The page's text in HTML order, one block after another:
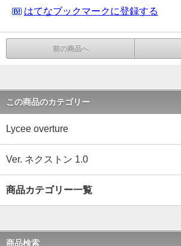
はてなブックマークに登録する
前の商品へ
この商品のカテゴリー
Lycee overture
Ver. ネクストン 1.0
商品カテゴリー一覧
商品検索